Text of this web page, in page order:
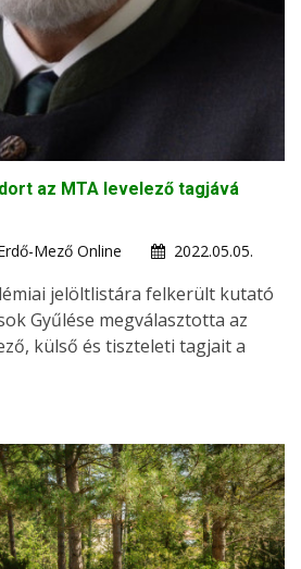
az MTA levelező tagjává
Mező Online
2022.05.05.
jelöltlistára felkerült kutató
Gyűlése megválasztotta az
külső és tiszteleti tagjait a